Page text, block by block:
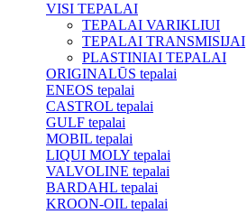
VISI TEPALAI
TEPALAI VARIKLIUI
TEPALAI TRANSMISIJAI
PLASTINIAI TEPALAI
ORIGINALŪS tepalai
ENEOS tepalai
CASTROL tepalai
GULF tepalai
MOBIL tepalai
LIQUI MOLY tepalai
VALVOLINE tepalai
BARDAHL tepalai
KROON-OIL tepalai